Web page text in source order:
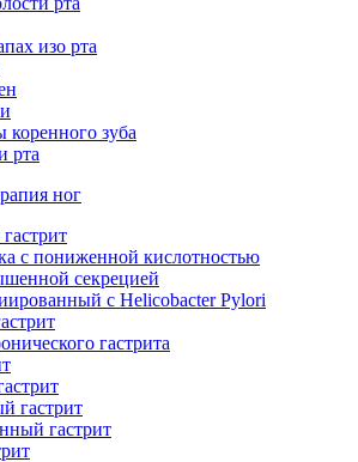
изо рта
зуба
рта
ног
с пониженной кислотностью
секрецией
с Helicobacter Pylori
гастрита
гастрит
гастрит